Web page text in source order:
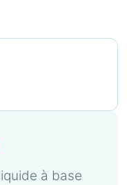
à base